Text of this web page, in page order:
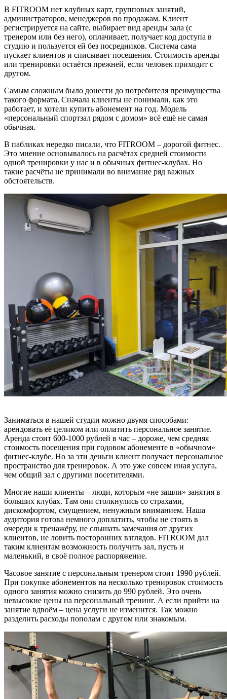
В FITROOM нет клубных карт, групповых занятий,
администраторов, менеджеров по продажам. Клиент
регистрируется на сайте, выбирает вид аренды зала (с
тренером или без него), оплачивает, получает код доступа в
студию и пользуется ей без посредников. Система сама
пускает клиентов и списывает посещения. Стоимость аренды
или тренировки остаётся прежней, если человек приходит с
другом.
Самым сложным было донести до потребителя преимущества
такого формата. Сначала клиенты не понимали, как это
работает, и хотели купить абонемент на год. Модель
«персональный спортзал рядом с домом» всё ещё не самая
обычная.
В пабликах нередко писали, что FITROOM – дорогой фитнес.
Это мнение основывалось на расчётах средней стоимости
одной тренировки у нас и в обычных фитнес-клубах. Но
такие расчёты не принимали во внимание ряд важных
обстоятельств.
Заниматься в нашей студии можно двумя способами:
арендовать её целиком или оплатить персональное занятие.
Аренда стоит 600-1000 рублей в час – дороже, чем средняя
стоимость посещения при годовом абонементе в «обычном»
фитнес-клубе. Но за эти деньги клиент получает персональное
пространство для тренировок. А это уже совсем иная услуга,
чем общий зал с другими посетителями.
Многие наши клиенты – люди, которым «не зашли» занятия в
больших клубах. Там они столкнулись со страхами,
дискомфортом, смущением, ненужным вниманием. Наша
аудитория готова немного доплатить, чтобы не стоять в
очереди к тренажёру, не слышать замечания от других
клиентов, не ловить посторонних взглядов. FITROOM дал
таким клиентам возможность получить зал, пусть и
маленький, в своё полное распоряжение.
Часовое занятие с персональным тренером стоит 1990 рублей.
При покупке абонементов на несколько тренировок стоимость
одного занятия можно снизить до 990 рублей. Это очень
невысокие цены на персональный тренинг. А если прийти на
занятие вдвоём – цена услуги не изменится. Так можно
разделить расходы пополам с другом или знакомым.